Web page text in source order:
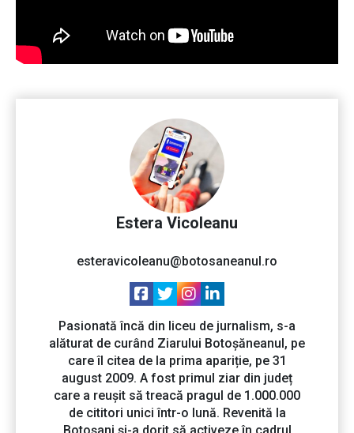
Estera Vicoleanu
esteravicoleanu@botosaneanul.ro
Pasionată încă din liceu de jurnalism, s-a
alăturat de curând Ziarului Botoșăneanul, pe
care îl citea de la prima apariție, pe 31
august 2009. A fost primul ziar din județ
care a reușit să treacă pragul de 1.000.000
de cititori unici într-o lună. Revenită la